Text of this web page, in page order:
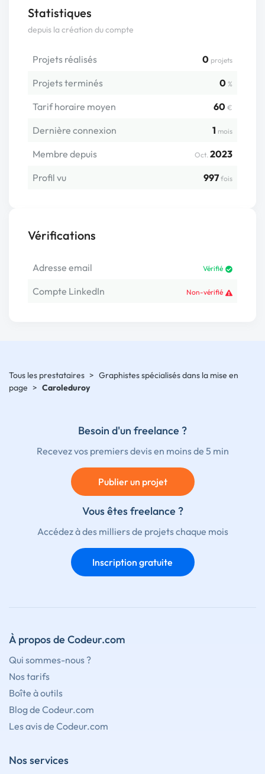
Statistiques
depuis la création du compte
Projets réalisés 0 projets
Projets terminés 0 %
Tarif horaire moyen 60 €
Dernière connexion 1 mois
Membre depuis Oct. 2023
Profil vu
997 fois
Vérifications
Adresse email Vérifié
Compte LinkedIn Non-vérifié
Tous les prestataires > Graphistes spécialisés dans la mise en
page > Caroleduroy
Besoin d'un freelance ?
Recevez vos premiers devis en moins de 5 min
Publier un projet
Vous êtes freelance ?
Accédez à des milliers de projets chaque mois
Inscription gratuite
À propos de Codeur.com
Qui sommes-nous ?
Nos tarifs
Boîte à outils
Blog de Codeur.com
Les avis de Codeur.com
Nos services